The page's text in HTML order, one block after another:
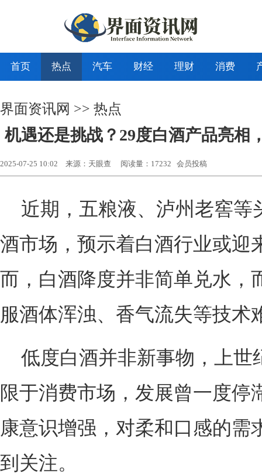
首页 热点 汽车 财经 理财 消费
界面资讯网 >> 热点
机遇还是挑战？29度白酒产品亮相
2025-07-25 10:02 来源：天眼查 阅读量：17232 会员投稿
近期，五粮液、泸州老窖等
酒市场，预示着白酒行业或迎
而，白酒降度并非简单兑水，
服酒体浑浊、香气流失等技术
低度白酒并非新事物，上世
限于消费市场，发展曾一度停
康意识增强，对柔和口感的需
到关注。